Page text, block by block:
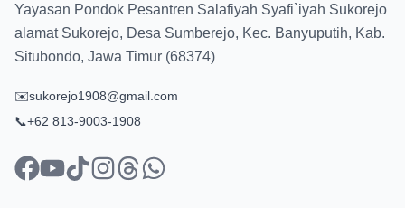
Yayasan Pondok Pesantren Salafiyah Syafi`iyah Sukorejo
alamat Sukorejo, Desa Sumberejo, Kec. Banyuputih, Kab.
Situbondo, Jawa Timur (68374)
✉️sukorejo1908@gmail.com
📞+62 813-9003-1908
facebook
youtube
tiktokinstagram
threadswhatsapp